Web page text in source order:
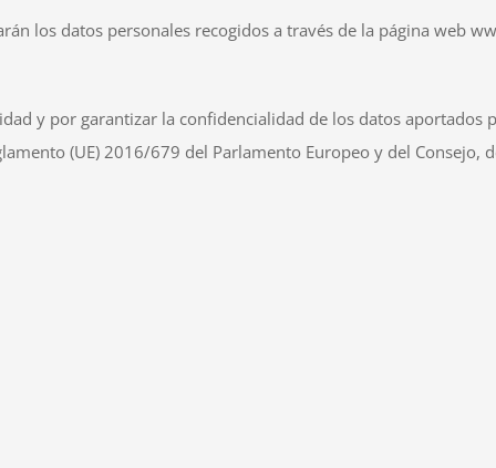
los datos personales recogidos a través de la página web
y por garantizar la confidencialidad de los datos aportados
(UE) 2016/679 del Parlamento Europeo y del Consejo,